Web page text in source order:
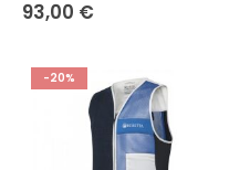
0%
93,00 €
-20%